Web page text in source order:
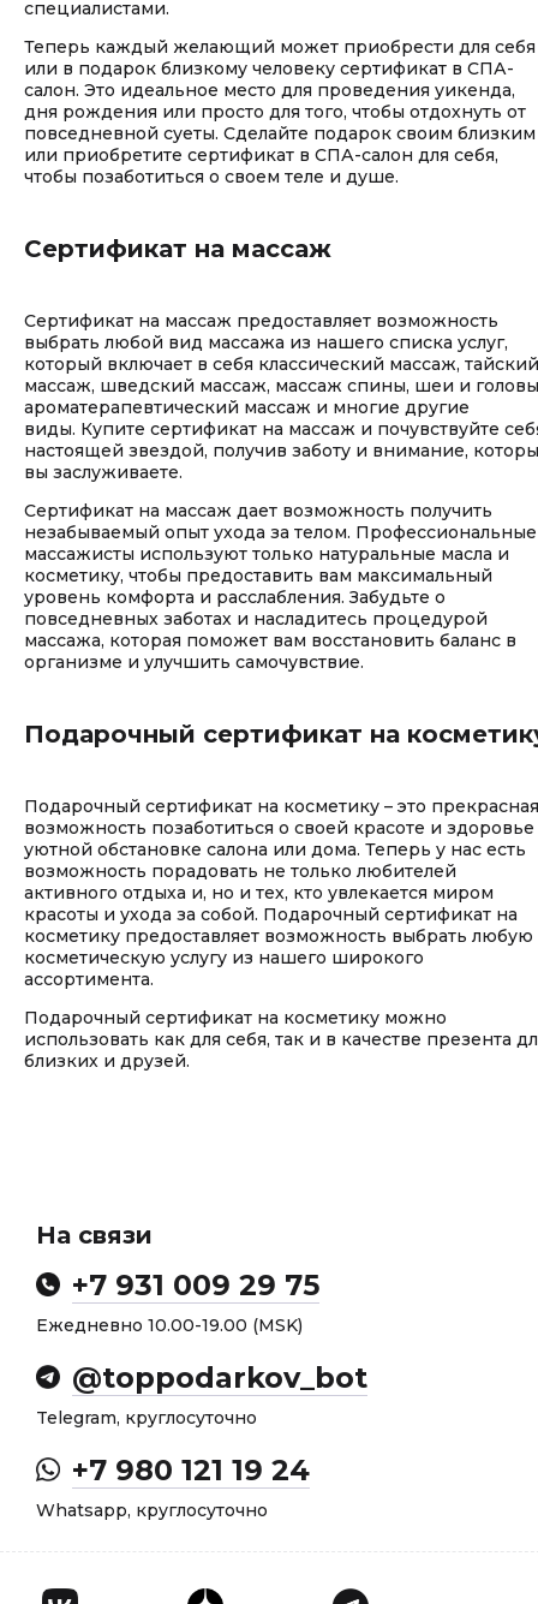
специалистами.
Теперь каждый желающий может приобрести для себя
или в подарок близкому человеку сертификат в СПА-
салон. Это идеальное место для проведения уикенда,
дня рождения или просто для того, чтобы отдохнуть от
повседневной суеты. Сделайте подарок своим близким
или приобретите сертификат в СПА-салон для себя,
чтобы позаботиться о своем теле и душе.
Сертификат на массаж
Сертификат на массаж предоставляет возможность
выбрать любой вид массажа из нашего списка услуг,
который включает в себя классический массаж, тайский
массаж, шведский массаж, массаж спины, шеи и
ароматерапевтический массаж и многие другие
виды. Купите сертификат на массаж и почувствуйте
настоящей звездой, получив заботу и внимание,
вы заслуживаете.
Сертификат на массаж дает возможность получить
незабываемый опыт ухода за телом. Профессиональные
массажисты используют только натуральные масла и
косметику, чтобы предоставить вам максимальный
уровень комфорта и расслабления. Забудьте о
повседневных заботах и насладитесь процедурой
массажа, которая поможет вам восстановить баланс в
организме и улучшить самочувствие.
Подарочный сертификат на
Подарочный сертификат на косметику – это прекрасная
возможность позаботиться о своей красоте и здоровье
уютной обстановке салона или дома. Теперь у нас есть
возможность порадовать не только любителей
активного отдыха и, но и тех, кто увлекается миром
красоты и ухода за собой. Подарочный сертификат на
косметику предоставляет возможность выбрать любую
косметическую услугу из нашего широкого
ассортимента.
Подарочный сертификат на косметику можно
использовать как для себя, так и в качестве презента
близких и друзей.
На связи
+7 931 009 29 75
Ежедневно 10.00-19.00 (MSK)
@toppodarkov_bot
Telegram, круглосуточно
+7 980 121 19 24
Whatsapp, круглосуточно